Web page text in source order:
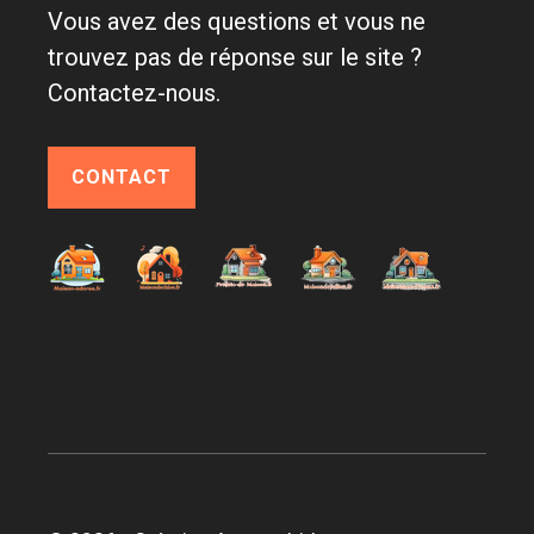
Vous avez des questions et vous ne
trouvez pas de réponse sur le site ?
Contactez-nous.
CONTACT